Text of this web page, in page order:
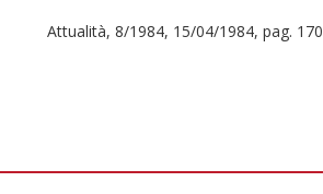
Attualità, 8/1984, 15/04/1984, pag. 170